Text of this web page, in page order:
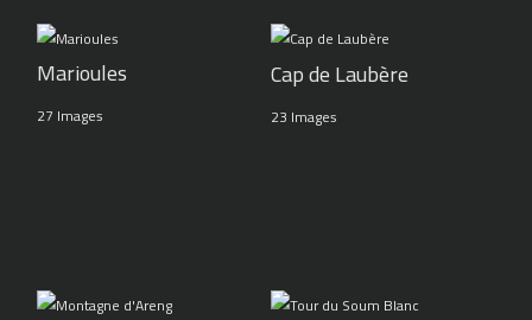
Marioules
27 Images
Cap de Laubère
23 Images